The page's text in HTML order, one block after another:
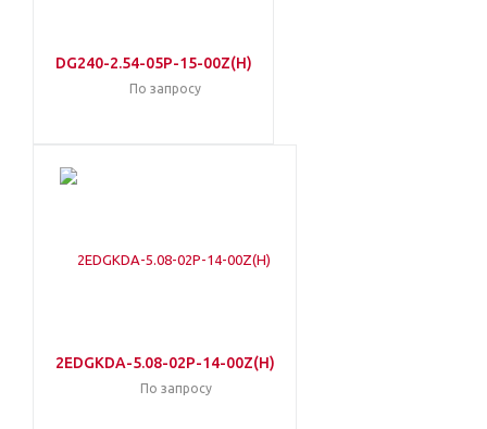
DG240-2.54-05P-15-00Z(H)
По запросу
2EDGKDA-5.08-02P-14-00Z(H)
По запросу